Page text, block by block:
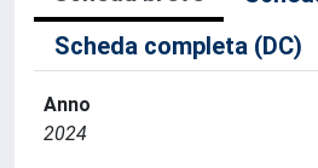
Scheda completa (DC)
Anno
2024